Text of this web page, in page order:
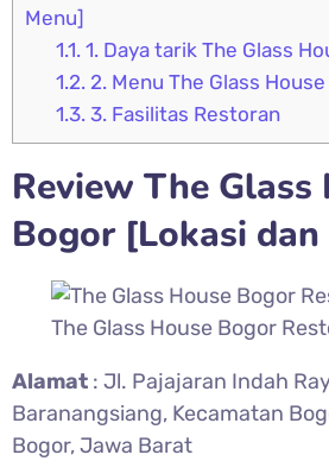
Menu]
1.1.1. Daya tarik The Glass
1.2.2. Menu The Glass
1.3.3. Fasilitas Restoran
Review The Glass
Bogor [Lokasi dan
The Glass House Bogor
Alamat : Jl. Pajajaran Indah
Baranangsiang, Kecamatan
Bogor, Jawa Barat